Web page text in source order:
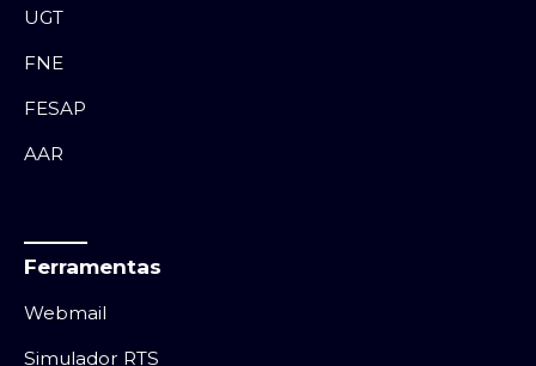
UGT
FNE
FESAP
AAR
Ferramentas
Webmail
Simulador RTS